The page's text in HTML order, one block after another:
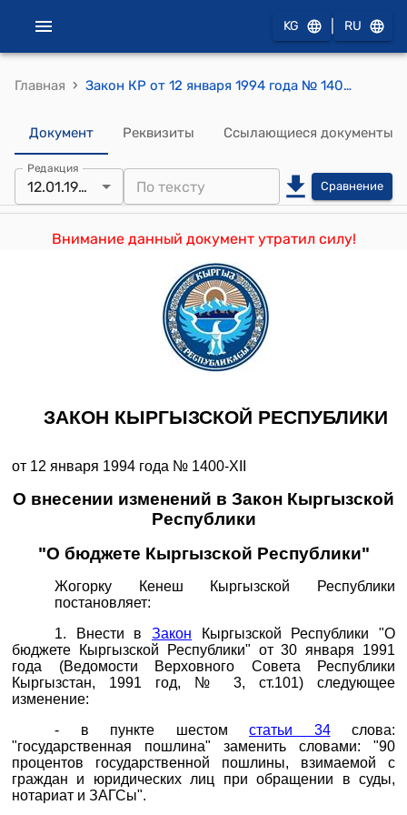
KG RU
Главная › Закон КР от 12 января 1994 года № 1400-XII "О внесении изменений в Закон Кыргызской Республики "О бюджете Кыргызской Республики"
Документ Реквизиты Ссылающиеся документы
Редакция
12.01.1994 Сравнение
Внимание данный документ утратил силу!